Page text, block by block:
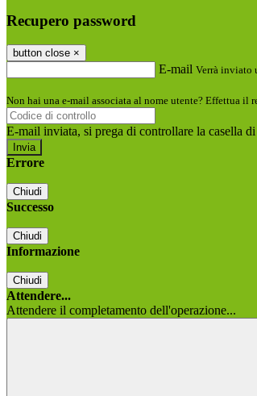
Recupero password
button close ×
E-mail Verrà inviato
Non hai una e-mail associata al nome utente? Effettua il
E-mail inviata, si prega di controllare la casella
Errore
Chiudi
Successo
Chiudi
Informazione
Chiudi
Attendere...
Attendere il completamento dell'operazione...